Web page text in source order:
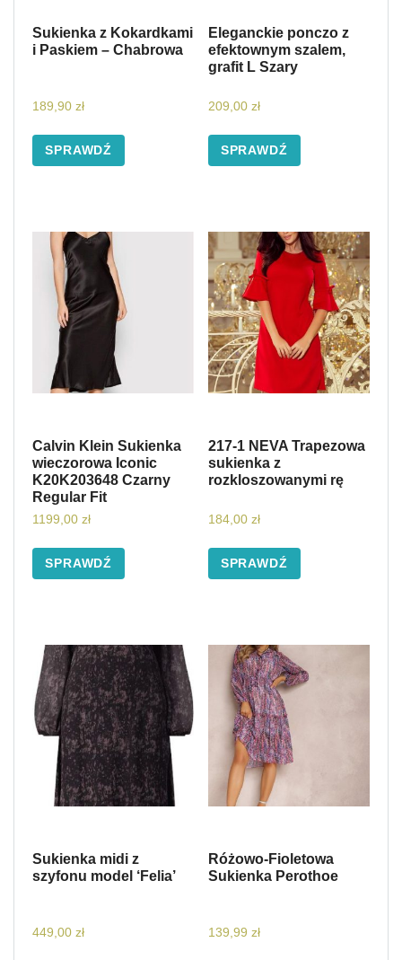
Sukienka z Kokardkami
i Paskiem – Chabrowa
189,90 zł
SPRAWDŹ
Eleganckie ponczo z
efektownym szalem,
grafit L Szary
209,00 zł
SPRAWDŹ
Calvin Klein Sukienka
wieczorowa Iconic
K20K203648 Czarny
Regular Fit
1199,00 zł
SPRAWDŹ
217-1 NEVA Trapezowa
sukienka z
rozkloszowanymi rę
184,00 zł
SPRAWDŹ
Sukienka midi z
szyfonu model ‘Felia’
449,00 zł
Różowo-Fioletowa
Sukienka Perothoe
139,99 zł